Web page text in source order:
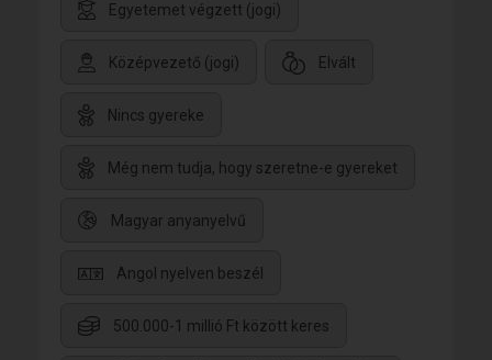
Egyetemet végzett (jogi)
Középvezető (jogi) Elvált
Nincs gyereke
Még nem tudja, hogy szeretne-e gyereket
Magyar anyanyelvű
Angol nyelven beszél
500.000-1 millió Ft között keres